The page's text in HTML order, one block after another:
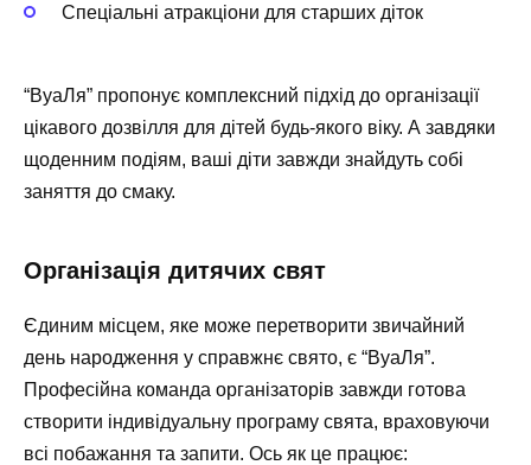
Спеціальні атракціони для старших діток
“ВуаЛя” пропонує комплексний підхід до організації
цікавого дозвілля для дітей будь-якого віку. А завдяки
щоденним подіям, ваші діти завжди знайдуть собі
заняття до смаку.
Організація дитячих свят
Єдиним місцем, яке може перетворити звичайний
день народження у справжнє свято, є “ВуаЛя”.
Професійна команда організаторів завжди готова
створити індивідуальну програму свята, враховуючи
всі побажання та запити. Ось як це працює: